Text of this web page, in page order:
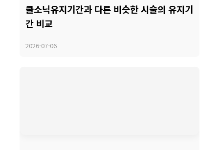
쿨소닉유지기간과 다른 비슷한 시술의 유지기
간 비교
2026-07-06